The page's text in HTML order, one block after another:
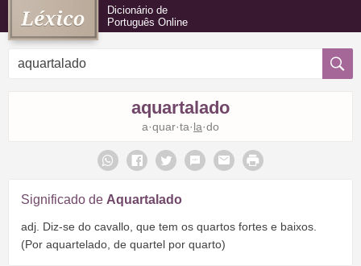
Dicionário de
Português Online
aquartalado
a·quar·ta·la·do
Significado de Aquartalado
adj. Diz-se do cavallo, que tem os quartos fortes e baixos.
(Por aquartelado, de quartel por quarto)